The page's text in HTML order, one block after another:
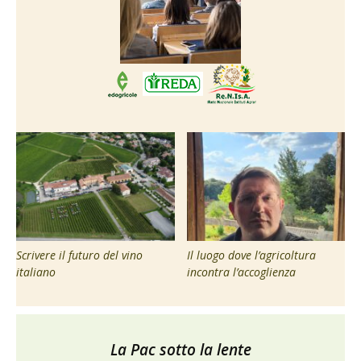
Scrivere il futuro del vino
italiano
Il luogo dove l’agricoltura
incontra l’accoglienza
La Pac sotto la lente